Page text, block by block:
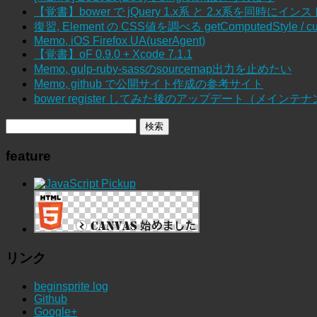
【覚書】bower で jQuery 1.x系 と 2.x系を同時にインス
復習, Element の CSS値を調べる getComputedStyle /
Memo, iOS Firefox UA(userAgent)
【覚書】oF 0.9.0 + Xcode 7.1.1
Memo, gulp-ruby-sassのsourcemap出力を止めたい
Memo, github で公開サイト作成の参考サイト
bower register してみた後のアップデート（メインテナ
feature
リンク
beginsprite log
Github
Google+